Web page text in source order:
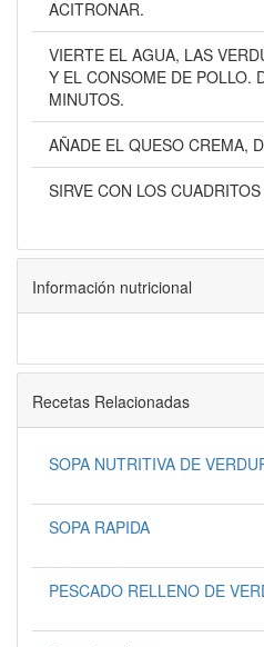
ACITRONAR.
VIERTE EL AGUA, LAS
Y EL CONSOME DE POLLO.
MINUTOS.
AÑADE EL QUESO CREMA,
SIRVE CON LOS
Información nutricional
Recetas Relacionadas
SOPA NUTRITIVA DE
SOPA RAPIDA
PESCADO RELLENO DE